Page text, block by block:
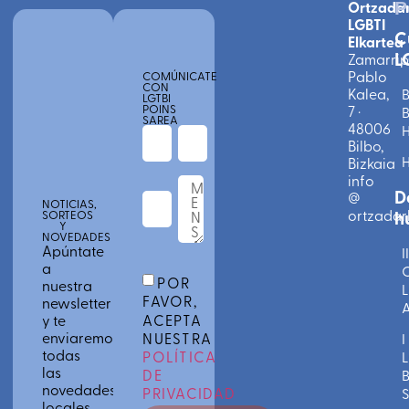
NOTICIAS,
SORTEOS
Y
NOVEDADES
Apúntate
a
nuestra
newsletter
y te
enviaremos
todas
las
novedades
COMÚNICATE
CON
LGTBI
POINS
SAREA
POR
FAVOR,
ACEPTA
NUESTRA
POLÍTICA
DE
PRIVACIDAD
LGBTI
Elkartea
Pablo
Kalea,
7 ·
48006
Bilbo,
Bizkaia
info
@
II
I